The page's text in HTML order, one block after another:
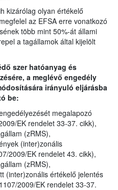
kizárólag olyan értékelő
az EFSA erre vonatkozó
több mint 50%-át állami
a tagállamok által kijelölt
szer hatóanyag és
a meglévő engedély
irányuló eljárásba
be:
megalapozó
EK rendelet 33-37. cikk),
(zRMS),
(inter)zonális
2009/EK rendelet 43. cikk),
(zRMS),
értékelő jelentés
2009/EK rendelet 33-37.